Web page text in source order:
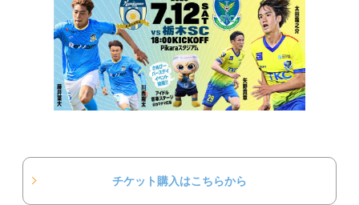
チケット購入はこちらから